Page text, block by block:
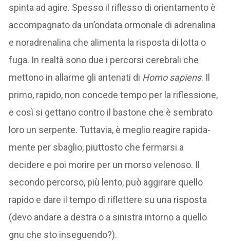
spinta ad agire. Spesso il riflesso di orientamento è
accompagnato da un’ondata ormonale di adrenalina
e noradrenalina che alimenta la risposta di lotta o
fuga. In realtà sono due i percorsi cerebrali che
mettono in allarme gli antenati di Homo sapiens. Il
primo, rapido, non concede tempo per la riflessione,
e così si gettano contro il bastone che è sembrato
loro un serpente. Tuttavia, è meglio reagire rapida-
mente per sbaglio, piuttosto che fermarsi a
decidere e poi morire per un morso velenoso. Il
secondo percorso, più lento, può aggirare quello
rapido e dare il tempo di riflettere su una risposta
(devo andare a destra o a sinistra intorno a quello
gnu che sto inseguendo?).